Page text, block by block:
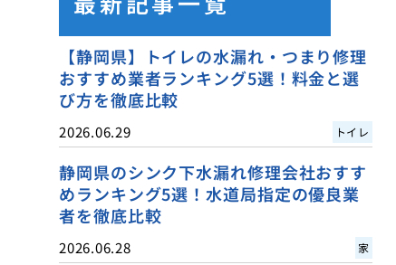
【静岡県】トイレの水漏れ・つまり修理
おすすめ業者ランキング5選！料金と選
び方を徹底比較
2026.06.29 トイレ
静岡県のシンク下水漏れ修理会社おすす
めランキング5選！水道局指定の優良業
者を徹底比較
2026.06.28 家